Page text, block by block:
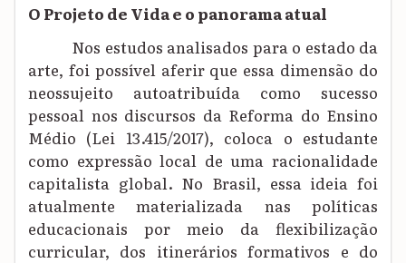
O Projeto de Vida e o panorama atual
Nos estudos analisados para o estado da
arte, foi possível aferir que essa dimensão do
neossujeito autoatribuída como sucesso
pessoal nos discursos da Reforma do Ensino
Médio (Lei 13.415/2017), coloca o estudante
como expressão local de uma racionalidade
capitalista global. No Brasil, essa ideia foi
atualmente materializada nas políticas
educacionais por meio da flexibilização
curricular, dos itinerários formativos e do